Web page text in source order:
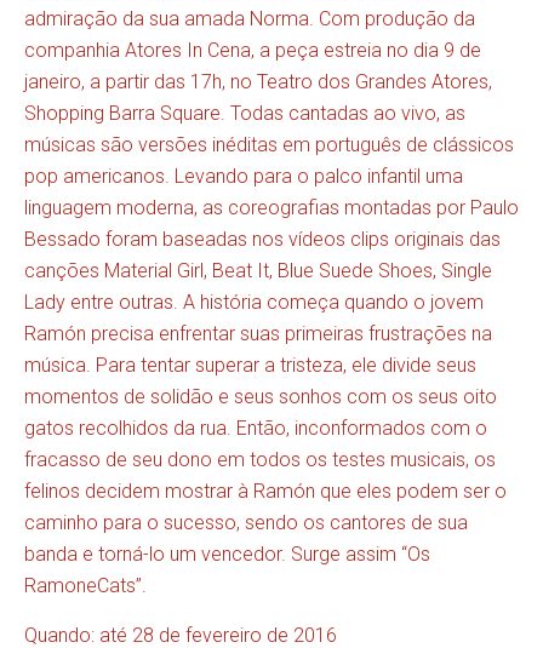
admiração da sua amada Norma. Com produção da
companhia Atores In Cena, a peça estreia no dia 9 de
janeiro, a partir das 17h, no Teatro dos Grandes Atores,
Shopping Barra Square. Todas cantadas ao vivo, as
músicas são versões inéditas em português de clássicos
pop americanos. Levando para o palco infantil uma
linguagem moderna, as coreografias montadas por Paulo
Bessado foram baseadas nos vídeos clips originais das
canções Material Girl, Beat It, Blue Suede Shoes, Single
Lady entre outras. A história começa quando o jovem
Ramón precisa enfrentar suas primeiras frustrações na
música. Para tentar superar a tristeza, ele divide seus
momentos de solidão e seus sonhos com os seus oito
gatos recolhidos da rua. Então, inconformados com o
fracasso de seu dono em todos os testes musicais, os
felinos decidem mostrar à Ramón que eles podem ser o
caminho para o sucesso, sendo os cantores de sua
banda e torná-lo um vencedor. Surge assim “Os
RamoneCats”.
Quando: até 28 de fevereiro de 2016